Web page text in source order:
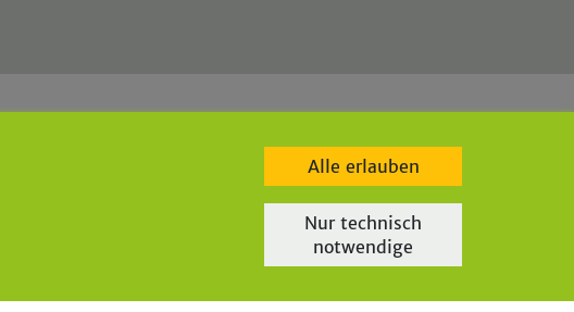
Alle erlauben
Nur technisch
notwendige